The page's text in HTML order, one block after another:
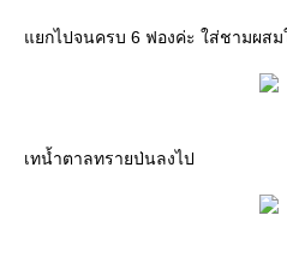
แยกไปจนครบ 6 ฟองค่ะ ใส่ชามผสม
เทน้ำตาลทรายป่นลงไป